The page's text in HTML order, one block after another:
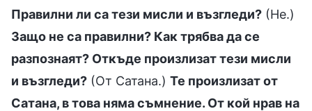
Правилни ли са тези мисли и възгледи? (Не.)
Защо не са правилни? Как трябва да се
разпознаят? Откъде произлизат тези мисли
и възгледи? (От Сатана.) Те произлизат от
Сатана, в това няма съмнение. От кой нрав на